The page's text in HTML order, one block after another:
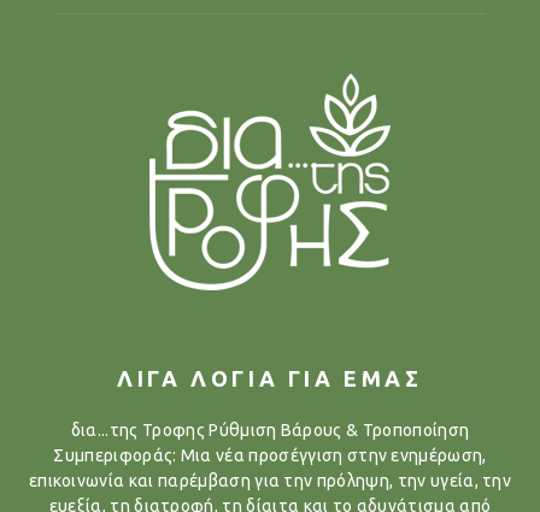
ΛΙΓΑ ΛΟΓΙΑ ΓΙΑ ΕΜΑΣ
δια...της Τροφης Ρύθμιση Βάρους & Τροποποίηση
Συμπεριφοράς: Μια νέα προσέγγιση στην ενημέρωση,
επικοινωνία και παρέμβαση για την πρόληψη, την υγεία, την
ευεξία, τη διατροφή, τη δίαιτα και το αδυνάτισμα από